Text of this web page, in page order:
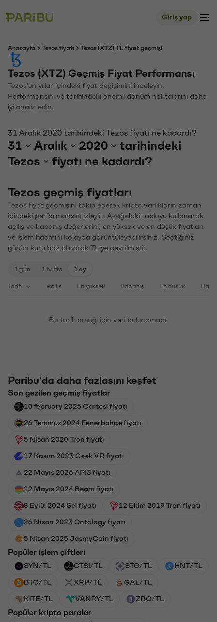
Giriş yap
Anasayfa Tezos fiyatı Tezos (XTZ) TL fiyat geçmişi
Tezos (XTZ) Geçmiş Fiyat Performansı
Tezos'un yıllar içindeki fiyat değişimini inceleyin.
Performansını ve tarihindeki önemli dönüm noktalarını daha
iyi analiz edin.
31 Aralık 2020 tarihindeki Tezos fiyatı ne kadardı?
31 Aralık 2020
tarihindeki
Tezos
fiyatı ne kadardı?
Tezos geçmiş fiyatları
Tezos fiyat geçmişini takip ederek kripto varlıkların zaman
içindeki performansını izleyin. Aşağıdaki tabloyu kullanarak
açılış ve kapanış değerlerini, en yüksek ve en düşük fiyatları
ve işlem hacmini kolayca görüntüleyebilirsiniz. Seçtiğiniz
günün kuru baz alınarak TL'ye çevrilmiştir.
1 gün 1 hafta 1 ay
Tarih Açılış En yüksek Kapanış En düşük
Bu tarih aralığı için veri bulunamadı.
Paribu'da daha fazlasını keşfet
Son gezilen geçmiş fiyatlar
10 february 2025 Cartesi fiyatı
26 Temmuz 2024 Fenerbahçe fiyatı
5 Nisan 2020 Tron fiyatı
17 Kasım 2023 Ceek VR fiyatı
22 Mayıs 2026 API3 fiyatı
12 Mayıs 2024 Beam fiyatı
8 Eylül 2024 Sei fiyatı 12 Ekim 2019 Tron fiyatı
26 Nisan 2023 Ontology fiyatı
5 Nisan 2025 JasmyCoin fiyatı
Popüler işlem çiftleri
SYN/TL CTSI/TL STG/TL HNT/TL
BTC/TL XRP/TL GAL/TL
KITE/TL VANRY/TL ZRO/TL
Popüler kripto paralar